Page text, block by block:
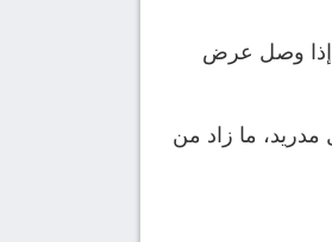
إذا وصل عرض
ما زاد من